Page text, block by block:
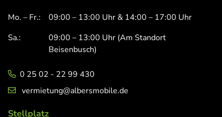
Mo. – Fr.:
09:00 – 13:00 Uhr & 14:00 – 17:00 Uhr
Sa.:
09:00 – 13:00 Uhr (Am Standort
Beisenbusch)
0 25 02 - 22 99 430
vermietung@albersmobile.de
Stellplatz